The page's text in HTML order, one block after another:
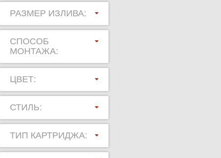
РАЗМЕР ИЗЛИВА:
СПОСОБ
МОНТАЖА:
ЦВЕТ:
СТИЛЬ:
ТИП КАРТРИДЖА: